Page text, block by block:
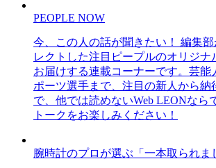
PEOPLE NOW
今、この人の話が聞きたい！ 編集
レクトした注目ピープルのオリジナ
お届けする連載コーナーです。芸能
ポーツ選手まで、注目の新人から納
で、他では読めないWeb LEONなら
トークをお楽しみください！
腕時計のプロが選ぶ「一本取られま